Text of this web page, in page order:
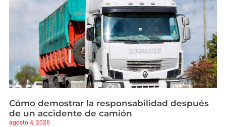
Cómo demostrar la responsabilidad después
de un accidente de camión
agosto 4, 2026